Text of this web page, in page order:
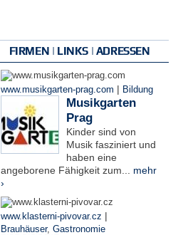
FIRMEN | LINKS | ADRESSEN
www.musikgarten-prag.com | Bildung
Musikgarten
Prag
Kinder sind von
Musik fasziniert und
haben eine
angeborene Fähigkeit zum... mehr
›
www.klasterni-pivovar.cz |
Brauhäuser, Gastronomie